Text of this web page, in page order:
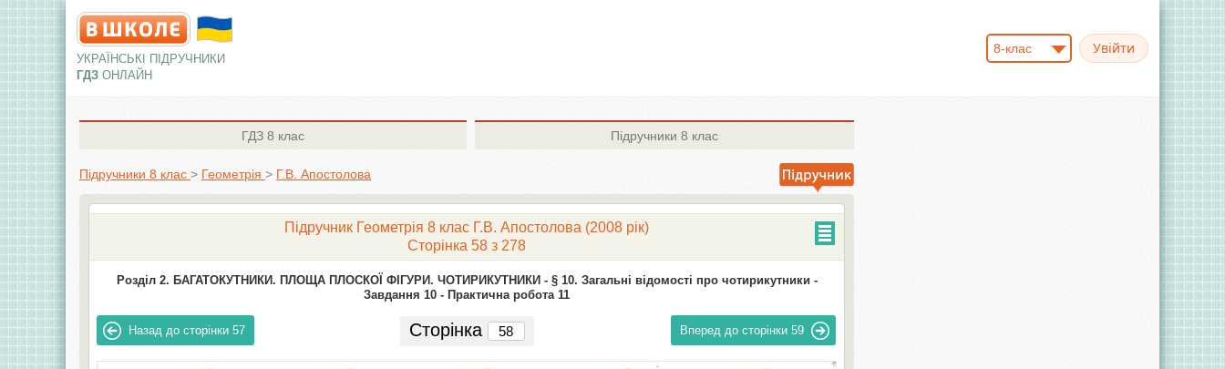
УКРАЇНСЬКІ ПІДРУЧНИКИ
ГДЗ ОНЛАЙН
8-клас
ГДЗ 8 клас Підручники 8 клас
Підручники 8 клас > Геометрія > Г.В. Апостолова
Підручник Геометрія 8 клас Г.В. Апостолова (2008 рік)
Сторінка 58 з 278
Розділ 2. БАГАТОКУТНИКИ. ПЛОЩА ПЛОСКОЇ ФІГУРИ. ЧОТИРИКУТНИКИ - § 10. Загальні відомості про чотирикутники -
Завдання 10 - Практична робота 11
Назад до сторінки 57 Сторінка Вперед до сторінки 59